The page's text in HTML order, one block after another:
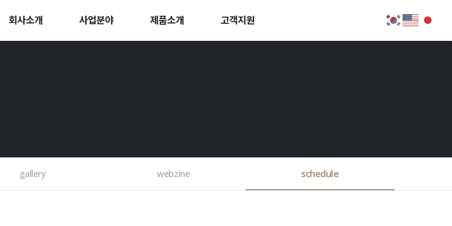
회사소개 사업분야 제품소개 고객지원
gallery webzine schedule